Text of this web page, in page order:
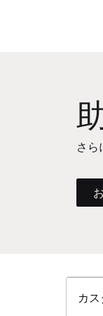
さら
カ